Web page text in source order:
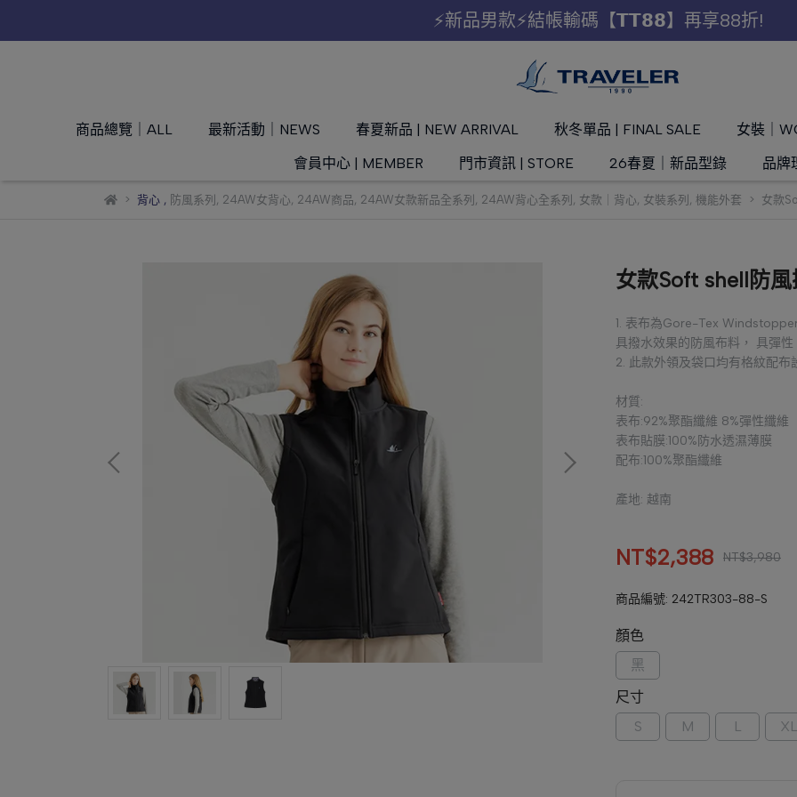
⚡新品男款⚡結帳輸碼【𝗧𝗧𝟴𝟴】再享88折!
商品總覽｜ALL 最新活動｜NEWS 春夏新品 | NEW ARRIVAL 秋冬單品 | FINAL SALE
女裝｜
會員中心 | MEMBER
門市資訊 | STORE 26春夏｜新品型錄 品牌
背心, 防風系列 , 24AW女背心, 24AW商品, 24AW女款新品全系列 , 24AW背心全系列 , 女款｜背心, 女裝系列 , 機能外套 女款
女款Soft shell防
1. 表布為Gore-Tex
具撥水效果的防風布料， 具彈
2. 此款外領及袋口均有格紋配
材質:
表布:92%聚酯纖維 8%彈性纖維
表布貼膜:100%防水透濕薄膜
配布:100%聚酯纖維
產地: 越南
NT$2,388 NT$3,980
商品編號: 242TR303-88-S
顏色
黑
尺寸
S
M L XL